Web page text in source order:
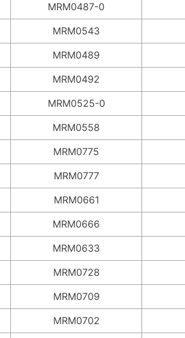
MRM0487-0
MRM0543
MRM0489
MRM0492
MRM0525-0
MRM0558
MRM0775
MRM0777
MRM0661
MRM0666
MRM0633
MRM0728
MRM0709
MRM0702